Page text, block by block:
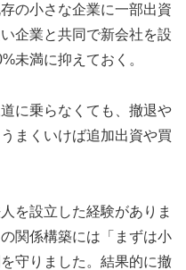
の小さな企業に一部出資
企業と共同で新会社を設
未満に抑えておく。
に乗らなくても、撤退や
まくいけば追加出資や買
を設立した経験がありま
関係構築には「まずは小
守りました。結果的に撤